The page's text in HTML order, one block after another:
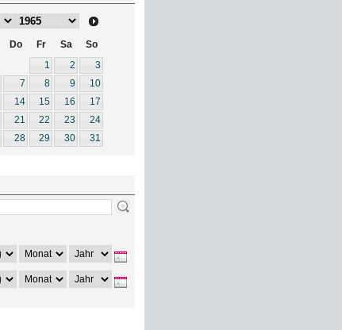
Do Fr Sa
So
1
2
3
7 8 9
10
14 15 16
17
21 22 23
24
28 29 30 31